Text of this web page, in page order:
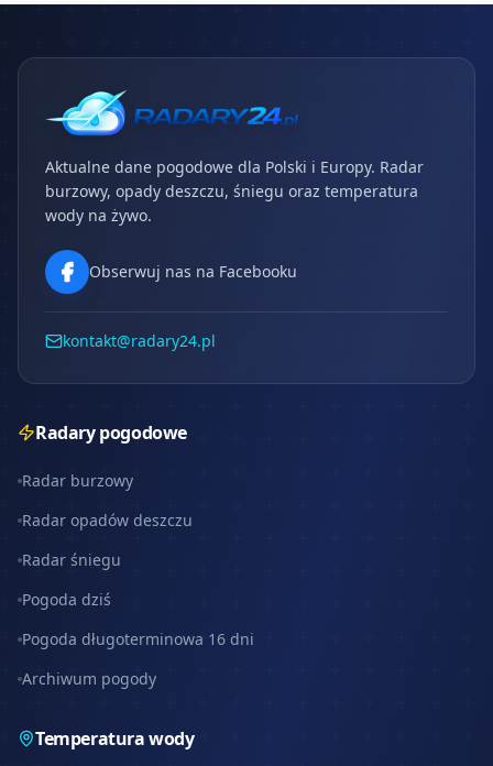
Aktualne dane pogodowe dla Polski i Europy. Radar
burzowy, opady deszczu, śniegu oraz temperatura
wody na żywo.
Obserwuj nas na Facebooku
kontakt@radary24.pl
Radary pogodowe
Radar burzowy
Radar opadów deszczu
Radar śniegu
Pogoda dziś
Pogoda długoterminowa 16 dni
Archiwum pogody
Temperatura wody